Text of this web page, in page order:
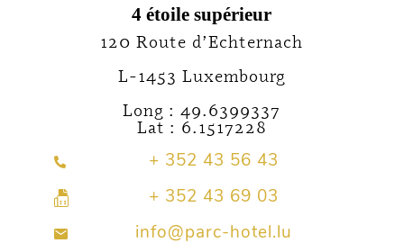
4 étoile supérieur
120 Route d’Echternach
L-1453 Luxembourg
Long : 49.6399337
Lat : 6.1517228
+ 352 43 56 43
+ 352 43 69 03
info@parc-hotel.lu